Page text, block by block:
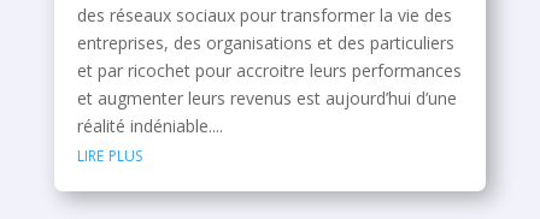
des réseaux sociaux pour transformer la vie des
entreprises, des organisations et des particuliers
et par ricochet pour accroitre leurs performances
et augmenter leurs revenus est aujourd’hui d’une
réalité indéniable....
lire plus